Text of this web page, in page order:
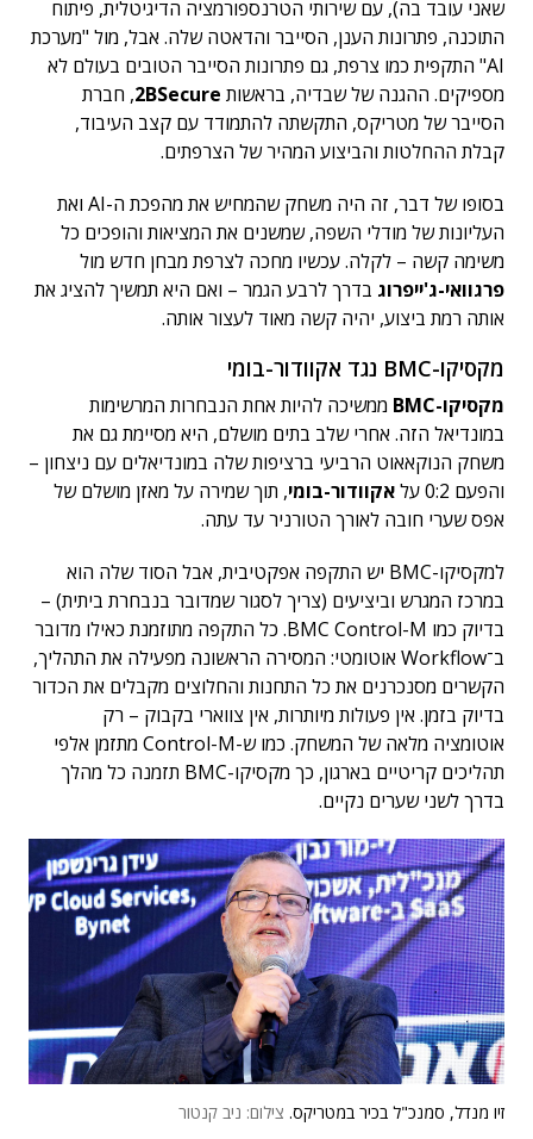
שאני עובד בה), עם שירותי הטרנספורמציה הדיגיטלית, פיתוח
התוכנה, פתרונות הענן, הסייבר והדאטה שלה. אבל, מול "מערכת
AI" התקפית כמו צרפת, גם פתרונות הסייבר הטובים בעולם לא
מספיקים. ההגנה של שבדיה, בראשות 2BSecure, חברת
הסייבר של מטריקס, התקשתה להתמודד עם קצב העיבוד,
קבלת ההחלטות והביצוע המהיר של הצרפתים.
בסופו של דבר, זה היה משחק שהמחיש את מהפכת ה-AI ואת
העליונות של מודלי השפה, שמשנים את המציאות והופכים כל
משימה קשה – לקלה. עכשיו מחכה לצרפת מבחן חדש מול
פרגוואי-ג'ייפרוג בדרך לרבע הגמר – ואם היא תמשיך להציג את
אותה רמת ביצוע, יהיה קשה מאוד לעצור אותה.
מקסיקו-BMC נגד אקוודור-בומי
מקסיקו-BMC
ממשיכה להיות אחת הנבחרות המרשימות
במונדיאל הזה. אחרי שלב בתים מושלם, היא מסיימת גם את
משחק הנוקאאוט הרביעי ברציפות שלה במונדיאלים עם ניצחון –
והפעם 0:2 על
אקוודור-בומי, תוך שמירה על מאזן מושלם של
אפס שערי חובה לאורך הטורניר עד עתה.
למקסיקו-BMC יש התקפה אפקטיבית, אבל הסוד שלה הוא
במרכז המגרש וביציעים (צריך לסגור שמדובר בנבחרת ביתית) –
בדיוק כמו BMC Control-M. כל התקפה מתוזמנת כאילו מדובר
ב־Workflow אוטומטי: המסירה הראשונה מפעילה את התהליך,
הקשרים מסנכרנים את כל התחנות והחלוצים מקבלים את הכדור
בדיוק בזמן. אין פעולות מיותרות, אין צווארי בקבוק – רק
אוטומציה מלאה של המשחק. כמו ש-Control-M מתזמן אלפי
תהליכים קריטיים בארגון, כך מקסיקו-BMC תזמנה כל מהלך
בדרך לשני שערים נקיים.
זיו מנדל, סמנכ"ל בכיר במטריקס. צילום: ניב קנטור